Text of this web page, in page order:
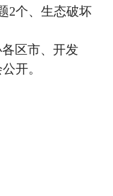
2个、生态破坏
区市、开发
开。